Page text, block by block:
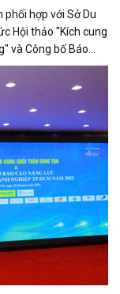
phối hợp với Sở Du
Hội thảo "Kích cung
và Công bố Báo
năm 2025. Trân
Hồi - Phó Giám đốc